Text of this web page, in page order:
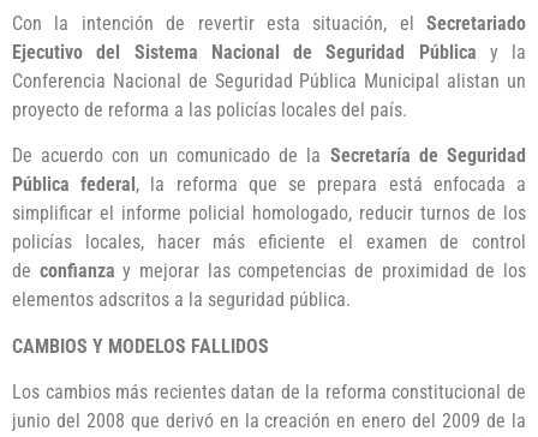
Con la intención de revertir esta situación, el Secretariado
Ejecutivo del Sistema Nacional de Seguridad Pública y la
Conferencia Nacional de Seguridad Pública Municipal alistan un
proyecto de reforma a las policías locales del país.
De acuerdo con un comunicado de la Secretaría de Seguridad
Pública federal , la reforma que se prepara está enfocada a
simplificar el informe policial homologado, reducir turnos de los
policías locales, hacer más eficiente el examen de control
de confianza y mejorar las competencias de proximidad de los
elementos adscritos a la seguridad pública.
CAMBIOS Y MODELOS FALLIDOS
Los cambios más recientes datan de la reforma constitucional de
junio del 2008 que derivó en la creación en enero del 2009 de la